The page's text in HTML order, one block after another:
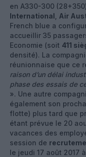
en A330-300
International Air
French blue a
accueillir 35
Economie (soit 411
densité). La
réunionnaise que ce
raison d’un délai
phase des essais de
». Une autre
également son
flotte) plus tard que
étant prévue le 20
vacances des
session de
le jeudi 17 août 2017